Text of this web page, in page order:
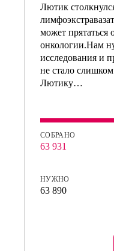
Лютик
может прятаться
онкологии.Нам
исследования и
не стало
Лютику…
СОБРАНО
63 931
НУЖНО
63 890